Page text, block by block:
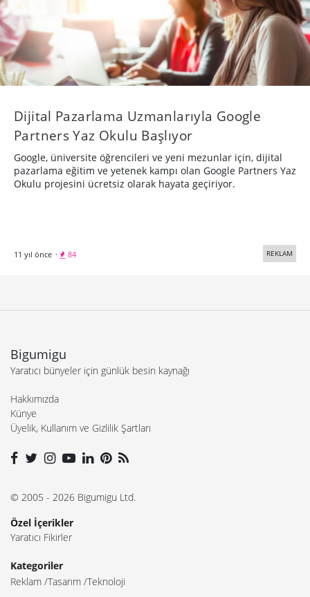
​Dijital Pazarlama Uzmanlarıyla Google
Partners Yaz Okulu Başlıyor
Google, üniversite öğrencileri ve yeni mezunlar için, dijital
pazarlama eğitim ve yetenek kampı olan Google Partners Yaz
Okulu projesini ücretsiz olarak hayata geçiriyor.
11 yıl önce · 84 REKLAM
Bigumigu
Yaratıcı bünyeler için günlük besin kaynağı
Hakkımızda
Künye
Üyelik, Kullanım ve Gizlilik Şartları
© 2005 - 2026 Bigumigu Ltd.
Özel İçerikler
Yaratıcı Fikirler
Kategoriler
Reklam Tasarım Teknoloji